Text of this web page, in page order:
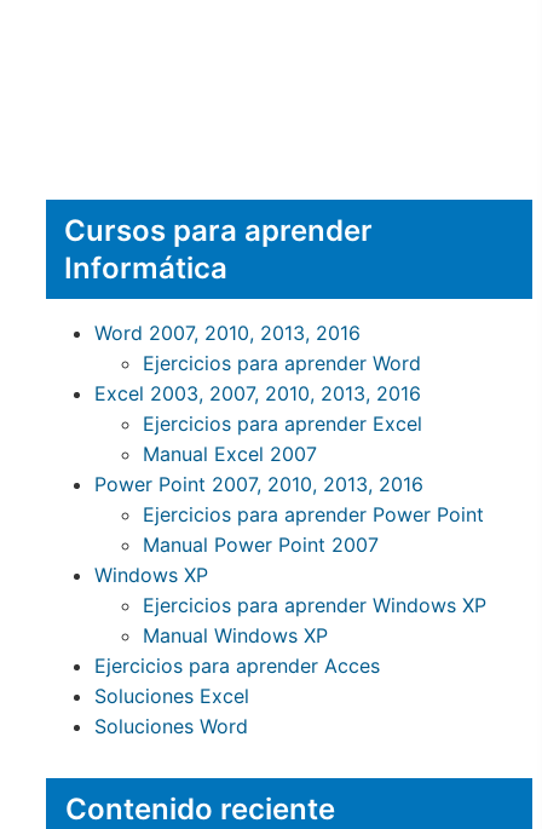
Cursos para aprender
Informática
Word 2007, 2010, 2013, 2016
Ejercicios para aprender Word
Excel 2003, 2007, 2010, 2013, 2016
Ejercicios para aprender Excel
Manual Excel 2007
Power Point 2007, 2010, 2013, 2016
Ejercicios para aprender Power Point
Manual Power Point 2007
Windows XP
Ejercicios para aprender Windows XP
Manual Windows XP
Ejercicios para aprender Acces
Soluciones Excel
Soluciones Word
Contenido reciente